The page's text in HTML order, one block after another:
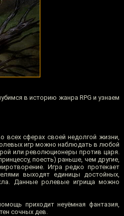
в историю жанра RPG и узнаем
сферах своей недолгой жизни,
игр можно наблюдать в любой
или революционеры против царя.
поесть) раньше, чем другие,
Игра редко протекает
выходят единицы достойных,
Данные ролевые игрища можно
приходит неуёмная фантазия,
сочных дев.